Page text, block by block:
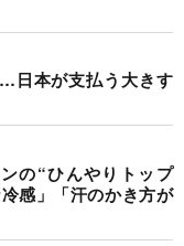
日本が支払う大きす
の“ひんやりトップ
感」「汗のかき方が